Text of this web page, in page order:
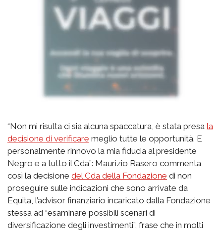
“Non mi risulta ci sia alcuna spaccatura, è stata presa la
decisione di verificare meglio tutte le opportunità. E
personalmente rinnovo la mia fiducia al presidente
Negro e a tutto il Cda”: Maurizio Rasero commenta
così la decisione del Cda della Fondazione di non
proseguire sulle indicazioni che sono arrivate da
Equita, l’advisor finanziario incaricato dalla Fondazione
stessa ad “esaminare possibili scenari di
diversificazione degli investimenti”, frase che in molti